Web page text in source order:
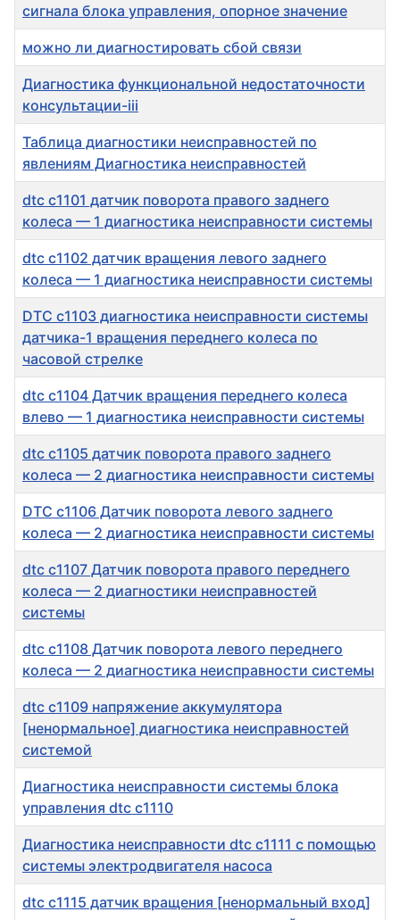
сигнала блока управления, опорное значение
можно ли диагностировать сбой связи
Диагностика функциональной недостаточности
консультации-iii
Таблица диагностики неисправностей по
явлениям Диагностика неисправностей
dtc c1101 датчик поворота правого заднего
колеса — 1 диагностика неисправности системы
dtc c1102 датчик вращения левого заднего
колеса — 1 диагностика неисправности системы
DTC c1103 диагностика неисправности системы
датчика-1 вращения переднего колеса по
часовой стрелке
dtc c1104 Датчик вращения переднего колеса
влево — 1 диагностика неисправности системы
dtc c1105 датчик поворота правого заднего
колеса — 2 диагностика неисправности системы
DTC c1106 Датчик поворота левого заднего
колеса — 2 диагностика неисправности системы
dtc c1107 Датчик поворота правого переднего
колеса — 2 диагностики неисправностей
системы
dtc c1108 Датчик поворота левого переднего
колеса — 2 диагностика неисправности системы
dtc c1109 напряжение аккумулятора
[ненормальное] диагностика неисправностей
системой
Диагностика неисправности системы блока
управления dtc c1110
Диагностика неисправности dtc c1111 с помощью
системы электродвигателя насоса
dtc c1115 датчик вращения [ненормальный вход]